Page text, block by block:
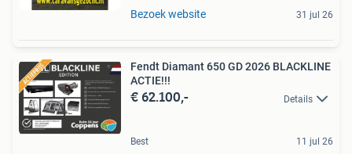
Bezoek website 31 jul 26
Fendt Diamant 650 GD 2026 BLACKLINE
ACTIE!!!
€ 62.100,- Details
Best 11 jul 26